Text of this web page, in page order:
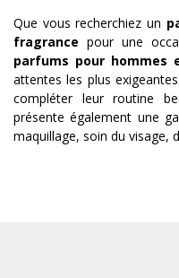
Que vous recherchiez un
fragrance pour une
parfums pour hommes
attentes les plus
compléter leur routine
présente également une
maquillage, soin du visage,